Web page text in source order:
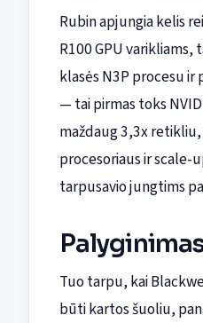
Rubin apjungia kelis
R100 GPU varikliams,
klasės N3P procesu
— tai pirmas toks
maždaug 3,3x
procesoriaus ir scale-
tarpusavio jungtims
Tuo tarpu, kai
būti kartos šuoliu,